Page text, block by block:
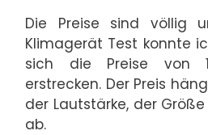
Die Preise sind völlig
Klimagerät Test konnte
sich die Preise von
erstrecken. Der Preis
der Lautstärke, der
ab.